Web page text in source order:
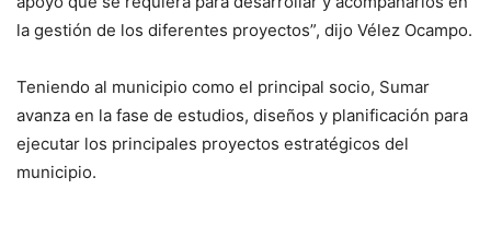
la gestión de los diferentes proyectos”, dijo Vélez Ocampo.
Teniendo al municipio como el principal socio, Sumar
avanza en la fase de estudios, diseños y planificación para
ejecutar los principales proyectos estratégicos del
municipio.